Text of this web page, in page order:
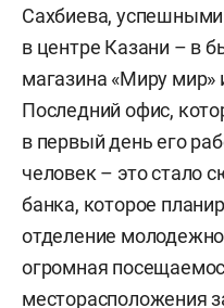
Сахбиева,
в центре Казани – в
магазина «Миру мир»
Последний офис,
в первый день его
человек – это стало
банка, которое
отделение
огромная
месторасположения